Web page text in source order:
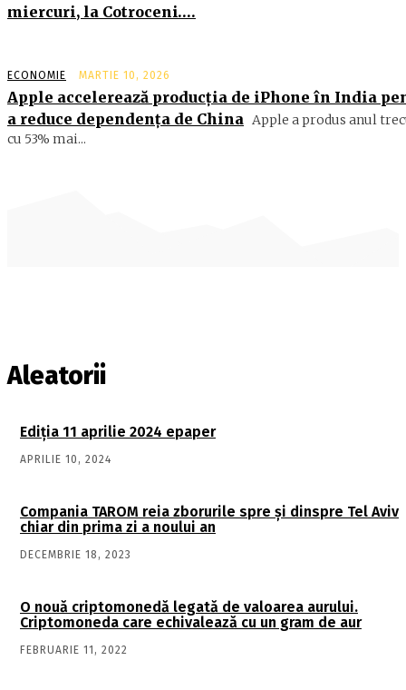
miercuri, la Cotroceni….
ECONOMIE MARTIE 10, 2026
Apple accelerează producția de iPhone în India
a reduce dependența de China Apple a produs anul
cu 53% mai...
Aleatorii
Ediţia 11 aprilie 2024 epaper
APRILIE 10, 2024
Compania TAROM reia zborurile spre și dinspre Tel Aviv
chiar din prima zi a noului an
DECEMBRIE 18, 2023
O nouă criptomonedă legată de valoarea aurului.
Criptomoneda care echivalează cu un gram de aur
FEBRUARIE 11, 2022